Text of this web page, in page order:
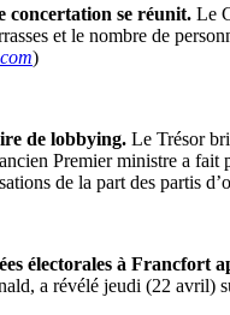
concertation se réunit. Le
et le nombre de
)
de lobbying. Le Trésor
Premier ministre a
de la part des partis
électorales à Francfort
a révélé jeudi (22 avril)